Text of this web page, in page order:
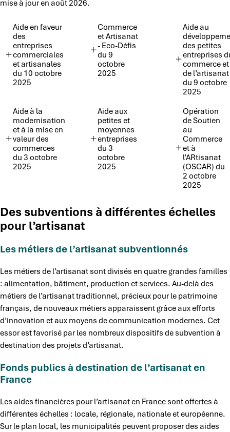
mise à jour en août 2026.
Aide en faveur
des
entreprises
commerciales
et artisanales
du 10 octobre
2025
Commerce
et Artisanat
- Eco-Défis
du 9
octobre
2025
Aide au
des petites
entreprises
commerce et
de l’artisanat
du 9 octobre
2025
Aide à la
modernisation
et à la mise en
valeur des
commerces
du 3 octobre
2025
Aide aux
petites et
moyennes
entreprises
du 3
octobre
2025
Opération
de Soutien
au
Commerce
et à
l'ARtisanat
(OSCAR) du
2 octobre
2025
Des subventions à différentes échelles
pour l’artisanat
Les métiers de l’artisanat subventionnés
Les métiers de l’artisanat sont divisés en quatre grandes familles
: alimentation, bâtiment, production et services. Au-delà des
métiers de l’artisanat traditionnel, précieux pour le patrimoine
français, de nouveaux métiers apparaissent grâce aux efforts
d’innovation et aux moyens de communication modernes. Cet
essor est favorisé par les nombreux dispositifs de subvention à
destination des projets d’artisanat.
Fonds publics à destination de l’artisanat en
France
Les aides financières pour l’artisanat en France sont offertes à
différentes échelles : locale, régionale, nationale et européenne.
Sur le plan local, les municipalités peuvent proposer des aides